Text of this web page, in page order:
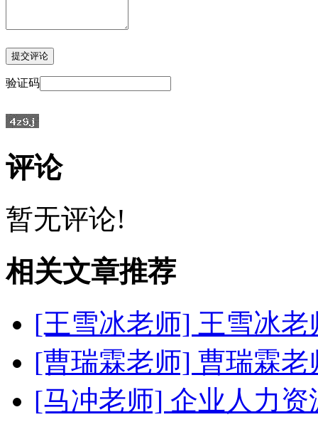
验证码
评论
暂无评论!
相关文章推荐
[王雪冰老师] 王雪冰老
[曹瑞霖老师] 曹瑞霖老
[马冲老师] 企业人力